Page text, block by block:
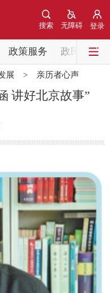
登录
无障碍
搜索
政策服务 政民互动
中央部委动态
政策服务
回应关切
展 > 亲历者心声
讲好北京故事”